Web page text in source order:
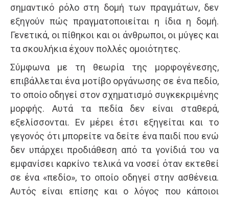
σημαντικό ρόλο στη δομή των πραγμάτων, δεν
εξηγούν πώς πραγματοποιείται η ίδια η δομή.
Γενετικά, οι πίθηκοι και οι άνθρωποι, οι μύγες και
τα σκουλήκια έχουν πολλές ομοιότητες.
Σύμφωνα με τη θεωρία της μορφογένεσης,
επιβάλλεται ένα μοτίβο οργάνωσης σε ένα πεδίο,
το οποίο οδηγεί στον σχηματισμό συγκεκριμένης
μορφής. Αυτά τα πεδία δεν είναι σταθερά,
εξελίσσονται. Εν μέρει έτσι εξηγείται και το
γεγονός ότι μπορείτε να δείτε ένα παιδί που ενώ
δεν υπάρχει προδιάθεση από τα γονίδιά του να
εμφανίσει καρκίνο τελικά να νοσεί όταν εκτεθεί
σε ένα «πεδίο», το οποίο οδηγεί στην ασθένεια.
Αυτός είναι επίσης και ο λόγος που κάποιοι